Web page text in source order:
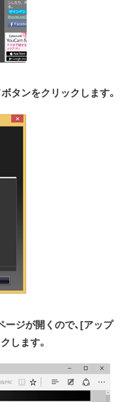
タンをクリックします。
ジが開くので、[アップ
します。